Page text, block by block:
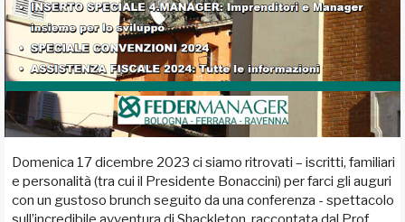
Domenica 17 dicembre 2023 ci siamo ritrovati – iscritti, familiari
e personalità (tra cui il Presidente Bonaccini) per farci gli auguri
con un gustoso brunch seguito da una conferenza - spettacolo